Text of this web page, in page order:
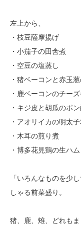
左上から、
・枝豆薩摩揚げ
・小茄子の田舎煮
・空豆の塩蒸し
・猪ベーコンと赤玉
・鹿ベーコンのチーズ
・キジ皮と胡瓜のポ
・アオリイカの明太子
・木耳の煎り煮
・博多花見鶏の生ハム
「いろんなものを少
しゃる前菜盛り。
猪、鹿、雉、どれも